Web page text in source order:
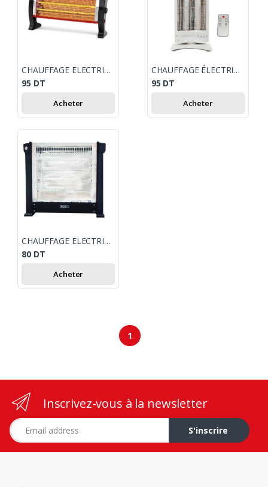
CHAUFFAGE ELECTRIQUE HGE QUARTZ CEQ 2700 W
95 DT
Acheter
CHAUFFAGE ÉLECTRIQUE HGE - 1200W
95 DT
Acheter
CHAUFFAGE ELECTRIQUE HGE QUARTZ
80 DT
Acheter
1
Inscrivez-vous à la newsletter
Adresse e-mail
S'inscrire